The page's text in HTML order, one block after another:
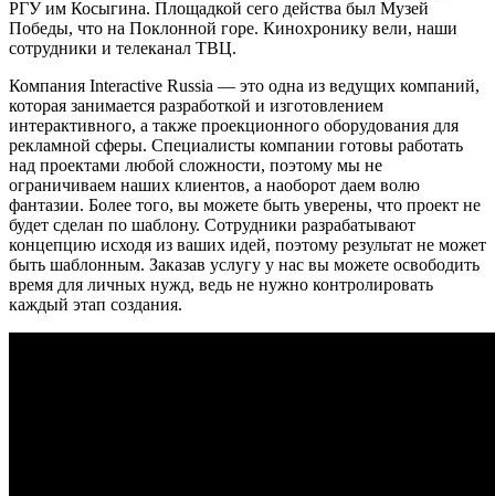
РГУ им Косыгина. Площадкой сего действа был Музей
Победы, что на Поклонной горе. Кинохронику вели, наши
сотрудники и телеканал ТВЦ.
Компания Interactive Russia — это одна из ведущих компаний,
которая занимается разработкой и изготовлением
интерактивного, а также проекционного оборудования для
рекламной сферы. Специалисты компании готовы работать
над проектами любой сложности, поэтому мы не
ограничиваем наших клиентов, а наоборот даем волю
фантазии. Более того, вы можете быть уверены, что проект не
будет сделан по шаблону. Сотрудники разрабатывают
концепцию исходя из ваших идей, поэтому результат не может
быть шаблонным. Заказав услугу у нас вы можете освободить
время для личных нужд, ведь не нужно контролировать
каждый этап создания.